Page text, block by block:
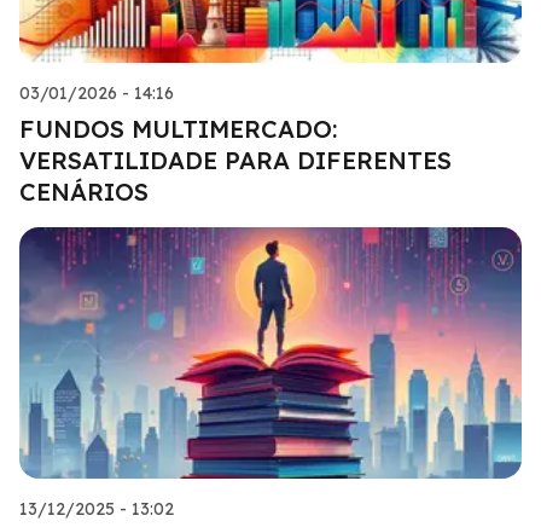
03/01/2026 - 14:16
FUNDOS MULTIMERCADO:
VERSATILIDADE PARA DIFERENTES
CENÁRIOS
13/12/2025 - 13:02